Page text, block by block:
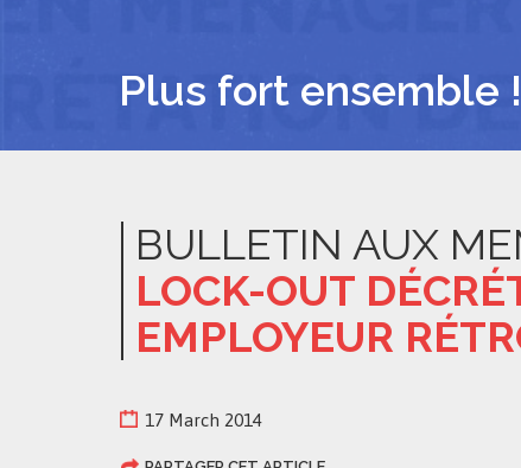
Plus fort ensemble !
BULLETIN AUX
LOCK-OUT
EMPLOYEUR
17 March 2014